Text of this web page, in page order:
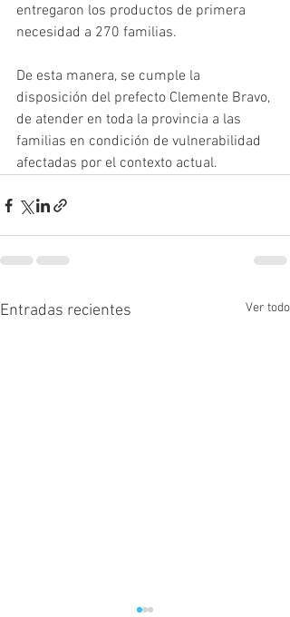
entregaron los productos de primera
necesidad a 270 familias.
De esta manera, se cumple la
disposición del prefecto Clemente Bravo,
de atender en toda la provincia a las
familias en condición de vulnerabilidad
afectadas por el contexto actual.
Entradas recientes Ver todo